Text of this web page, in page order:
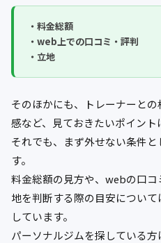
・料金総額
・web上での口コミ・評判
・立地
そのほかにも、トレーナーと
感など、見ておきたいポイント
それでも、まず外せない条件
す。
料金総額の見方や、webの口
地を判断する際の目安につい
しています。
パーソナルジムを探している方